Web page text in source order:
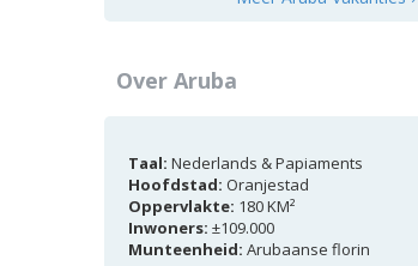
Over Aruba
Taal: Nederlands & Papiaments
Hoofdstad: Oranjestad
Oppervlakte: 180 KM²
Inwoners: ±109.000
Munteenheid: Arubaanse florin